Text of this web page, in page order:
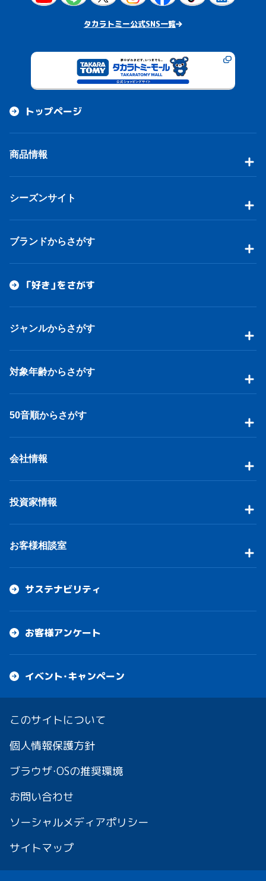
タカラトミー公式SNS一覧
トップページ
商品情報
シーズンサイト
ブランドからさがす
「好き」をさがす
ジャンルからさがす
対象年齢からさがす
50音順からさがす
会社情報
投資家情報
お客様相談室
サステナビリティ
お客様アンケート
イベント・キャンペーン
このサイトについて
個人情報保護方針
ブラウザ・OSの推奨環境
お問い合わせ
ソーシャルメディアポリシー
サイトマップ